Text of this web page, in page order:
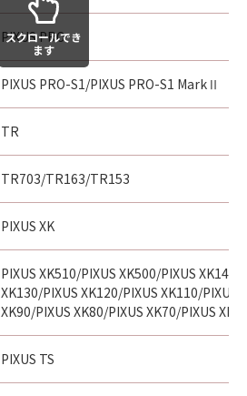
PIXUS PRO
PIXUS PRO-S1/PIXUS PRO-S1 MarkⅡ
TR
TR703/TR163/TR153
PIXUS XK
PIXUS XK510/PIXUS XK500/PIXUS XK140/
XK130/PIXUS XK120/PIXUS XK110/PIXUS
XK90/PIXUS XK80/PIXUS XK70/PIXUS
PIXUS TS
スクロールでき
ます